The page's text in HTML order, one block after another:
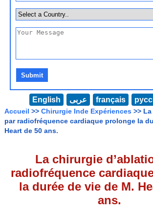
English عربى français
Accueil >> Chirurgie Inde Expériences >>
par radiofréquence cardiaque prolonge la
Heart de 50 ans.
La chirurgie
radiofréquence
la durée de vie de M.
ans.